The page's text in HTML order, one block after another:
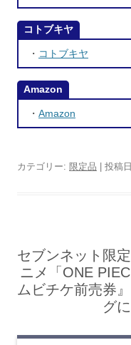
コトブキヤ
・ コトブキヤ
Amazon
・ Amazon
カテゴリー: 限定品 | 投稿
セブンネット限
ニメ「ONE
ムビチケ前売券
グ